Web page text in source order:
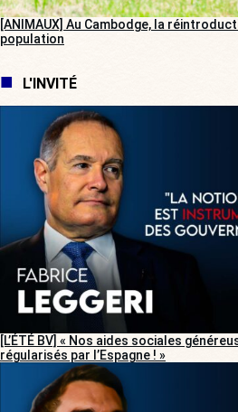
[ANIMAUX] Au Cambodge, la
population
L'INVITÉ
[L’ÉTÉ BV] « Nos aides sociales
régularisés par l’Espagne ! »